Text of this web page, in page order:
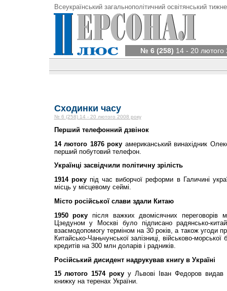
Всеукраїнський загальнополітичний освітянський
№ 6 (258) 14 - 20 лютого
Сходинки часу
№ 6 (258) 14 - 20 лютого 2008 року
Перший телефонний дзвінок
14 лютого 1876 року американський винахідник
перший побутовий телефон.
Українці засвідчили політичну зрілість
1914 рокупід час виборчої реформи в Галичині
місць у місцевому сеймі.
Місто російської слави здали Китаю
1950 року після важких двомісячних
Цзедуном у Москві було підписано радянсько-
взаємодопомогу терміном на 30 років, а також угоди
Китайсько-Чаньчунської залізниці, військово-
кредитів на 300 млн доларів і радників.
Російський дисидент надрукував книгу в Україні
15 лютого 1574 року у Львові Іван Федоров
книжку на теренах України.